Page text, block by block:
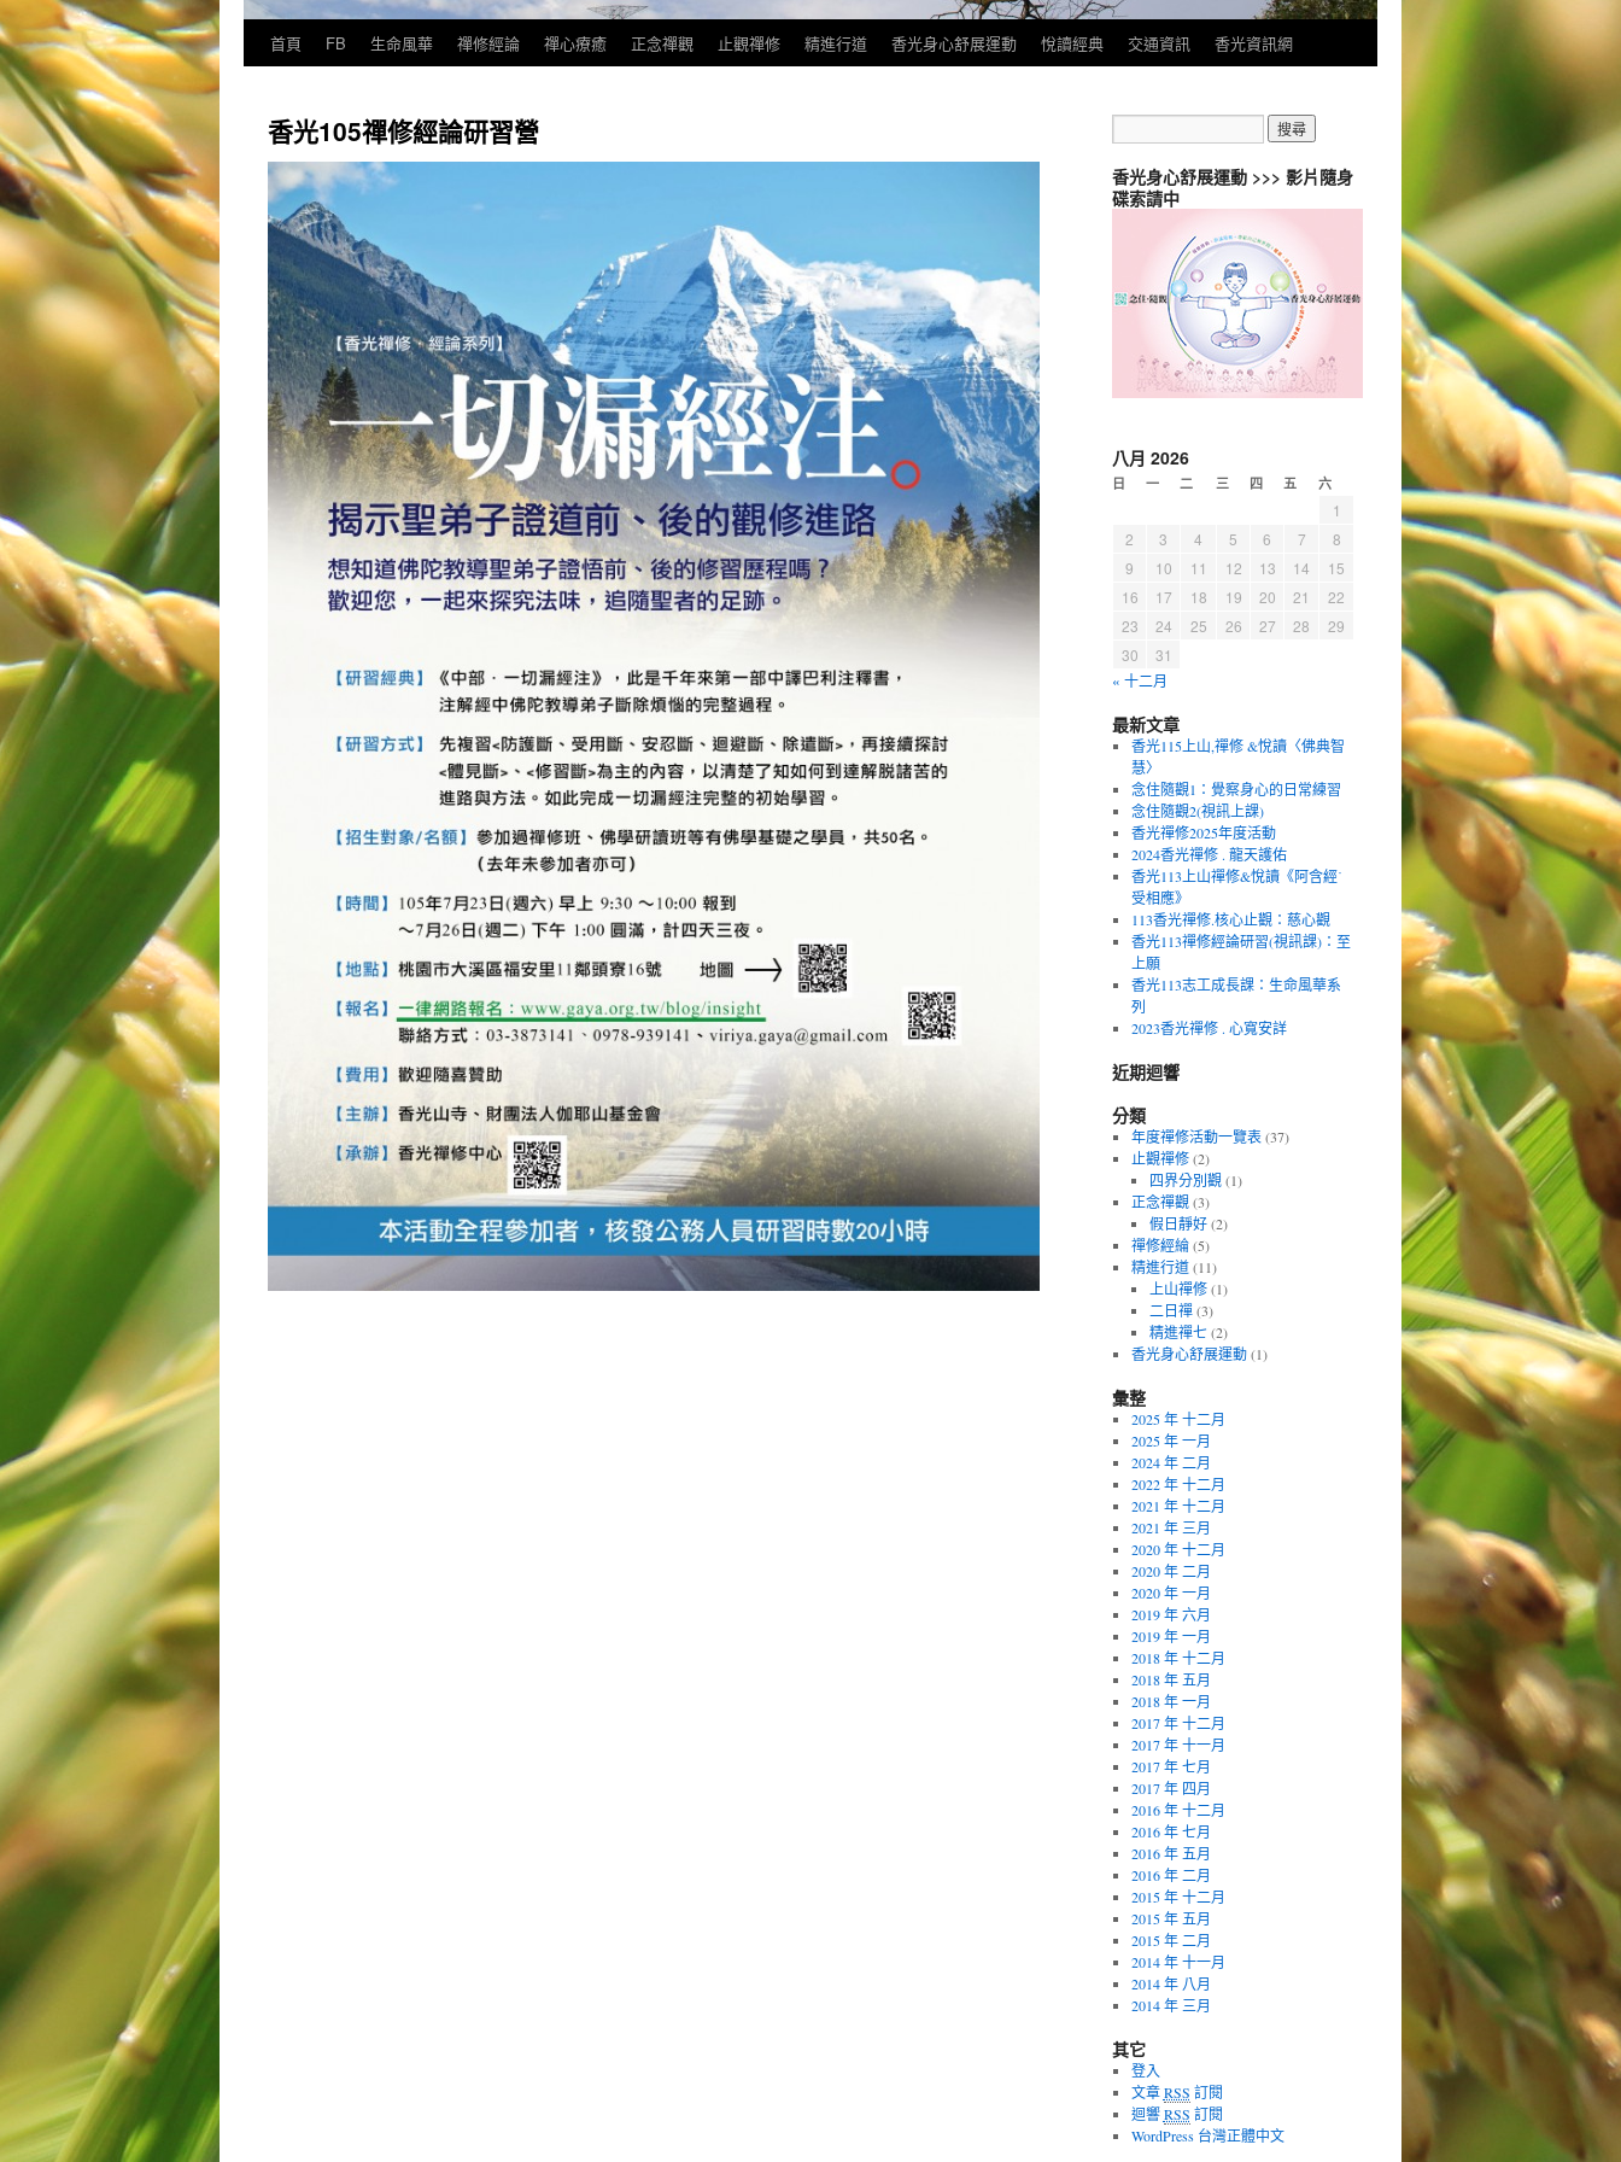
首頁 FB 生命風華 禪修經論 禪心療癒 正念禪觀 止觀禪修 精進行道 香光身心舒展運動 悅讀經典 交通資訊 香光資訊網
香光105禪修經論研習營
香光身心舒展運動 >>> 影片隨身
碟索請中
八月 2026
日 一 二 三 四 五 六
« 十二月
1
2
3 4 5 6 7
8
9
10 11 12 13 14
15
16
17 18 19 20 21
22
23
24 25 26 27 28
29
30
31
最新文章
香光115上山,禪修 &悅讀〈佛典智
慧〉
念住隨觀1：覺察身心的日常練習
念住隨觀2(視訊上課)
香光禪修2025年度活動
2024香光禪修 . 龍天護佑
香光113上山禪修&悅讀《阿含經˙
受相應》
113香光禪修.核心止觀：慈心觀
香光113禪修經論研習(視訊課)：至
上願
香光113志工成長課：生命風華系
列
2023香光禪修 . 心寬安詳
近期迴響
分類
年度禪修活動一覽表(37)
止觀禪修(2)
四界分別觀(1)
正念禪觀(3)
假日靜好(2)
禪修經綸(5)
精進行道(11)
上山禪修(1)
二日禪(3)
精進禪七 (2)
香光身心舒展運動(1)
彙整
2025 年 十二月
2025 年 一月
2024 年 二月
2022 年 十二月
2021 年 十二月
2021 年 三月
2020 年 十二月
2020 年 二月
2020 年 一月
2019 年 六月
2019 年 一月
2018 年 十二月
2018 年 五月
2018 年 一月
2017 年 十二月
2017 年 十一月
2017 年 七月
2017 年 四月
2016 年 十二月
2016 年 七月
2016 年 五月
2016 年 二月
2015 年 十二月
2015 年 五月
2015 年 二月
2014 年 十一月
2014 年 八月
2014 年 三月
其它
登入
文章RSS 訂閱
迴響RSS 訂閱
WordPress 台灣正體中文